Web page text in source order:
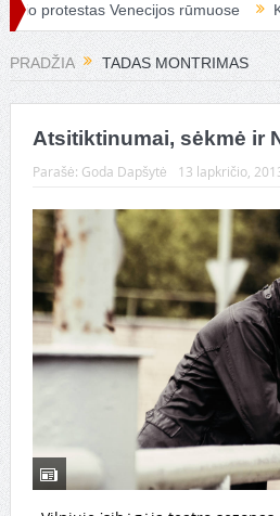
protestas Venecijos rūmuose
PRADŽIA TADAS MONTRIMAS
Atsitiktinumai, sėkmė ir
Parašė: Goda Dapšytė 13 lapkričio,